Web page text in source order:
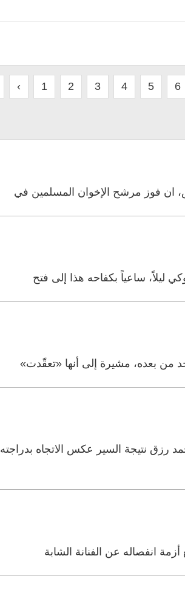
‹ 1 2 3 4 5 6
ان فوز مرشح الإخوان المسلمين في
ساعياً بكفاحه هذا إلى فتح
من بعده، مشيرة إلى أنها «تعقّدت»
نتيجة السير عكس الاتجاه بدراجته
انفصاله عن الفنانة الشابة